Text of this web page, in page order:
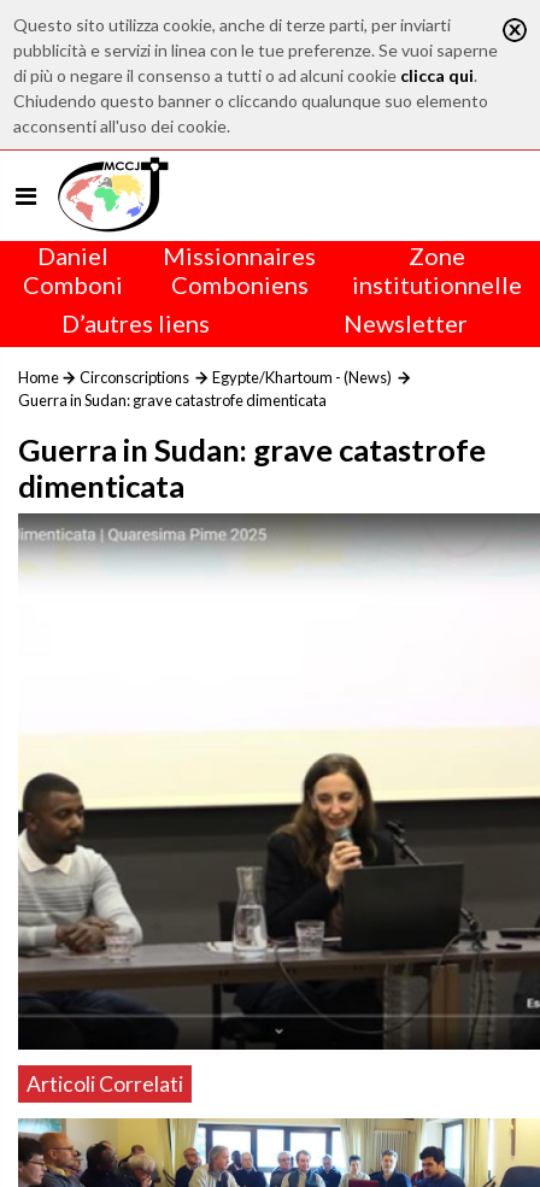
Questo sito utilizza cookie, anche di terze parti, per inviarti
pubblicità e servizi in linea con le tue preferenze. Se vuoi saperne
di più o negare il consenso a tutti o ad alcuni cookie clicca qui.
Chiudendo questo banner o cliccando qualunque suo elemento
acconsenti all'uso dei cookie.
Daniel
Comboni
Missionnaires
Comboniens
Zone
institutionnelle
D’autres liens
Newsletter
Home Circonscriptions
Egypte/Khartoum - (News)
Guerra in Sudan: grave catastrofe dimenticata
Guerra in Sudan: grave catastrofe
dimenticata
Articoli Correlati